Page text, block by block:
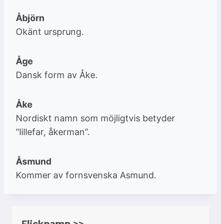
Åbjörn
Okänt ursprung.
Åge
Dansk form av Åke.
Åke
Nordiskt namn som möjligtvis betyder
“lillefar, åkerman”.
Åsmund
Kommer av fornsvenska Asmund.